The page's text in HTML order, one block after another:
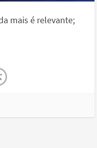
mais é relevante;